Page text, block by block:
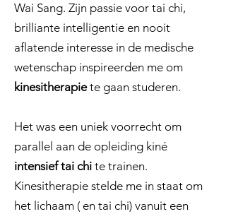
Wai Sang. Zijn passie voor tai chi,
brilliante intelligentie en nooit
aflatende interesse in de medische
wetenschap inspireerden me om
kinesitherapiete gaan studeren.
Het was een uniek voorrecht om
parallel aan de opleiding kiné
intensief tai chi te trainen.
Kinesitherapie stelde me in staat om
het lichaam ( en tai chi) vanuit een